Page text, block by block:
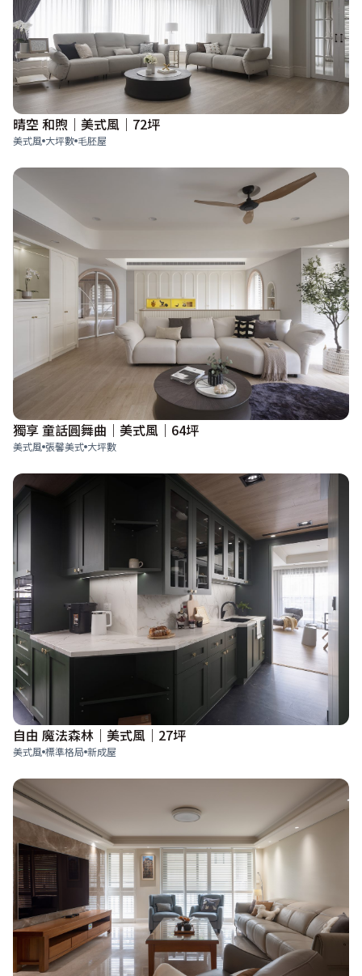
晴空 和煦｜美式風｜72坪
美式風 大坪數 毛胚屋
獨享 童話圓舞曲｜美式風｜64坪
美式風 張馨美式 大坪數
自由 魔法森林｜美式風｜27坪
美式風 標準格局 新成屋